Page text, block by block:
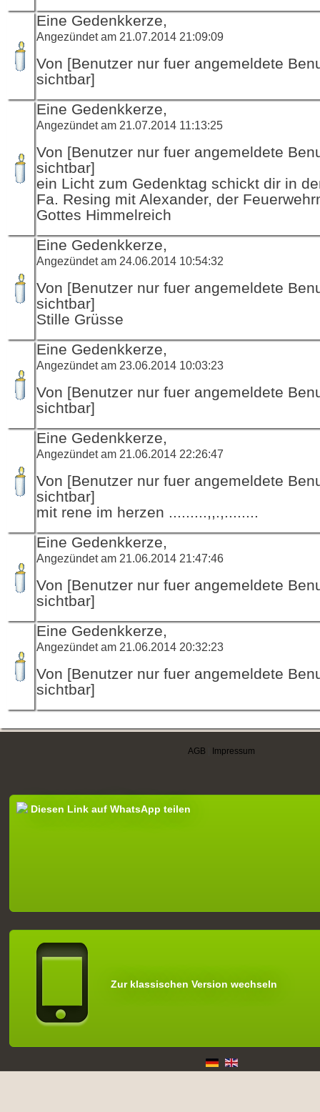
Eine Gedenkkerze,
Angezündet am 21.07.2014 21:09:09
Von [Benutzer nur fuer angemeldete
sichtbar]
Eine Gedenkkerze,
Angezündet am 21.07.2014 11:13:25
Von [Benutzer nur fuer angemeldete
sichtbar]
ein Licht zum Gedenktag schickt dir in
Fa. Resing mit Alexander, der
Gottes Himmelreich
Eine Gedenkkerze,
Angezündet am 24.06.2014 10:54:32
Von [Benutzer nur fuer angemeldete
sichtbar]
Stille Grüsse
Eine Gedenkkerze,
Angezündet am 23.06.2014 10:03:23
Von [Benutzer nur fuer angemeldete
sichtbar]
Eine Gedenkkerze,
Angezündet am 21.06.2014 22:26:47
Von [Benutzer nur fuer angemeldete
sichtbar]
mit rene im herzen .........,,.,........
Eine Gedenkkerze,
Angezündet am 21.06.2014 21:47:46
Von [Benutzer nur fuer angemeldete
sichtbar]
Eine Gedenkkerze,
Angezündet am 21.06.2014 20:32:23
Von [Benutzer nur fuer angemeldete
sichtbar]
AGB Impressum
Diesen Link auf WhatsApp teilen
Zur klassischen Version wechseln